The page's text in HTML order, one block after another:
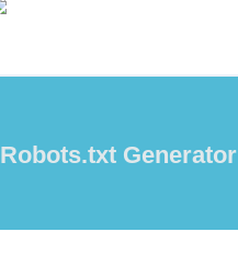
Robots.txt Generator